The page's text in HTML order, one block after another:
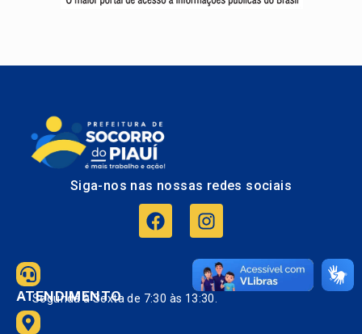
Siga-nos nas nossas redes sociais
ATENDIMENTO
Segunda à Sexta de 7:30 às 13:30.